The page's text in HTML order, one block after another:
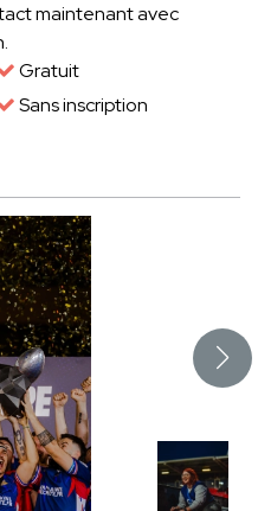
maintenant avec
Gratuit
Sans inscription